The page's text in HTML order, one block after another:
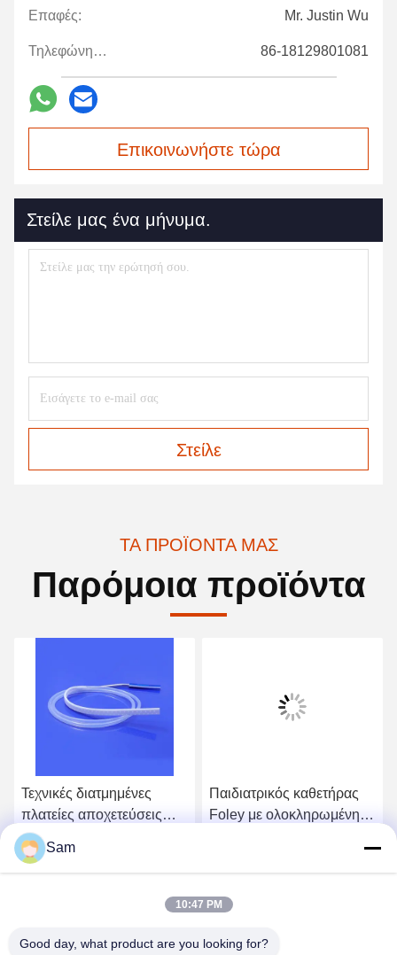
Επαφές: Mr. Justin Wu
Τηλεφώνημα: 86-18129801081
Επικοινωνήστε τώρα
Στείλε μας ένα μήνυμα.
Στείλε
ΤΑ ΠΡΟΪΌΝΤΑ ΜΑΣ
Παρόμοια προϊόντα
Τεχνικές διατμημένες
πλατείες αποχετεύσεις
από σιλικόνη με
βιοσυμβατό σχέδιο για
χειρουργική αποχέτευση
Βρείτε την καλύτερη τιμή
Παιδιατρικός καθετήρας
Foley με ολοκληρωμένη
σχεδιασμό για παιδιά σε
ιατρική σιλικόνη
Sam
10:47 PM
Good day, what product are you looking for?